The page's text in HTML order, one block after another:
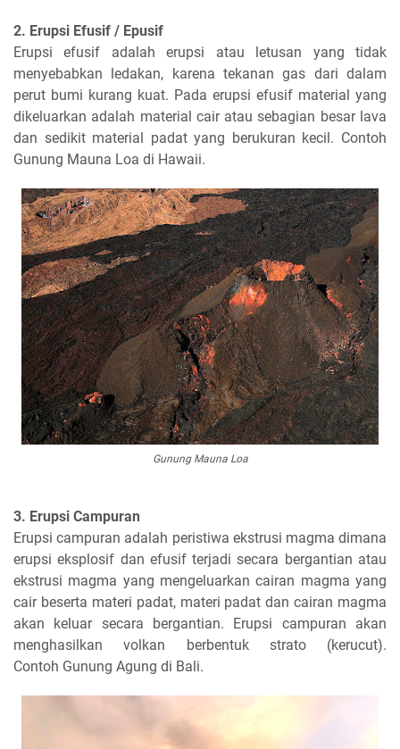
2. Erupsi Efusif / Epusif
Erupsi efusif adalah erupsi atau letusan yang tidak
menyebabkan ledakan, karena tekanan gas dari dalam
perut bumi kurang kuat. Pada erupsi efusif material yang
dikeluarkan adalah material cair atau sebagian besar lava
dan sedikit material padat yang berukuran kecil. Contoh
Gunung Mauna Loa di Hawaii.
Gunung Mauna Loa
3. Erupsi Campuran
Erupsi campuran adalah peristiwa ekstrusi magma dimana
erupsi eksplosif dan efusif terjadi secara bergantian atau
ekstrusi magma yang mengeluarkan cairan magma yang
cair beserta materi padat, materi padat dan cairan magma
akan keluar secara bergantian. Erupsi campuran akan
menghasilkan volkan berbentuk strato (kerucut).
Contoh Gunung Agung di Bali.